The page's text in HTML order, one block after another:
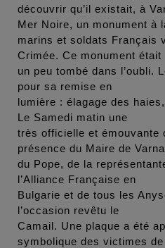
découvrir qu’il existait, à
Mer Noire, un monument à
marins et soldats Français
Crimée. Ce monument était
un peu tombé dans l’oubli.
pour sa remise en
lumière : élagage des
Le Samedi matin une
très officielle et émouvante
présence du Maire de
du Pope, de la
l’Alliance Française en
Bulgarie et de tous les
l’occasion revêtu le
Camail. Une plaque a été
symbolique des victimes